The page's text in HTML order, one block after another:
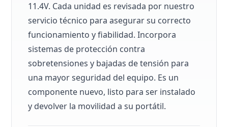
11.4V. Cada unidad es revisada por nuestro
servicio técnico para asegurar su correcto
funcionamiento y fiabilidad. Incorpora
sistemas de protección contra
sobretensiones y bajadas de tensión para
una mayor seguridad del equipo. Es un
componente nuevo, listo para ser instalado
y devolver la movilidad a su portátil.